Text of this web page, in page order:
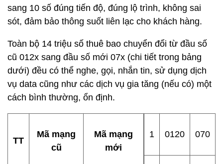
sang 10 số đúng tiến độ, đúng lộ trình, không sai
sót, đảm bảo thông suốt liên lạc cho khách hàng.
Toàn bộ 14 triệu số thuê bao chuyển đổi từ đầu số
cũ 012x sang đầu số mới 07x (chi tiết trong bảng
dưới) đều có thể nghe, gọi, nhắn tin, sử dụng dịch
vụ data cũng như các dịch vụ gia tăng (nếu có) một
cách bình thường, ổn định.
TT
Mã mạng
cũ
Mã mạng
mới
1 0120 070